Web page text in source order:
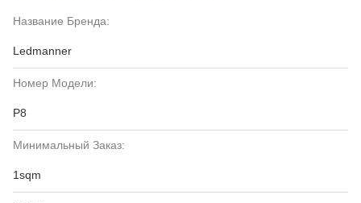
Название Бренда:
Ledmanner
Номер Модели:
P8
Минимальный Заказ:
1sqm